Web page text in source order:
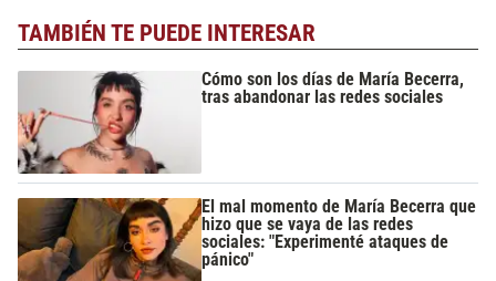
TAMBIÉN TE PUEDE INTERESAR
Cómo son los días de María Becerra,
tras abandonar las redes sociales
El mal momento de María Becerra que
hizo que se vaya de las redes
sociales: "Experimenté ataques de
pánico"